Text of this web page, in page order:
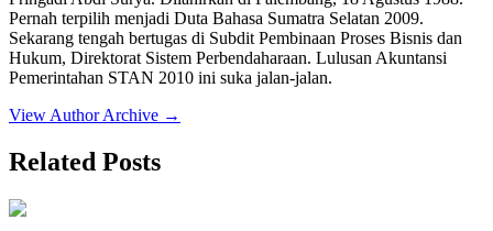
Pernah terpilih menjadi Duta Bahasa Sumatra Selatan 2009.
Sekarang tengah bertugas di Subdit Pembinaan Proses Bisnis dan
Hukum, Direktorat Sistem Perbendaharaan. Lulusan Akuntansi
Pemerintahan STAN 2010 ini suka jalan-jalan.
View Author Archive →
Related Posts